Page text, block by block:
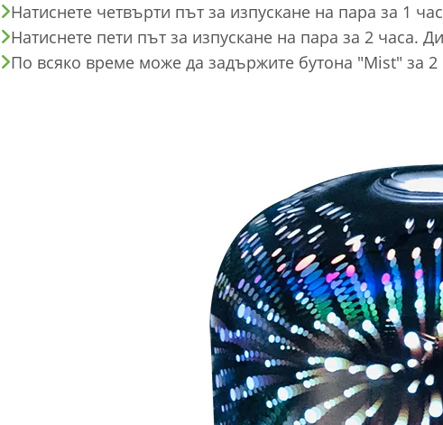
Натиснете четвърти път за изпускане на пара за 1
Натиснете пети път за изпускане на пара за 2 часа.
По всяко време може да задържите бутона "Mist" за